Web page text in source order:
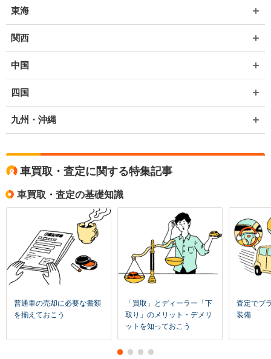
東海
関西
中国
四国
九州・沖縄
車買取・査定に関する特集記事
車買取・査定の基礎知識
普通車の売却に必要な書類
を揃えておこう
「買取」とディーラー「下
取り」のメリット・デメリ
ットを知っておこう
査定でプ
装備